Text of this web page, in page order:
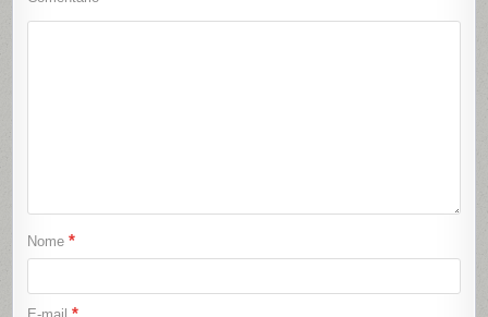
Nome*